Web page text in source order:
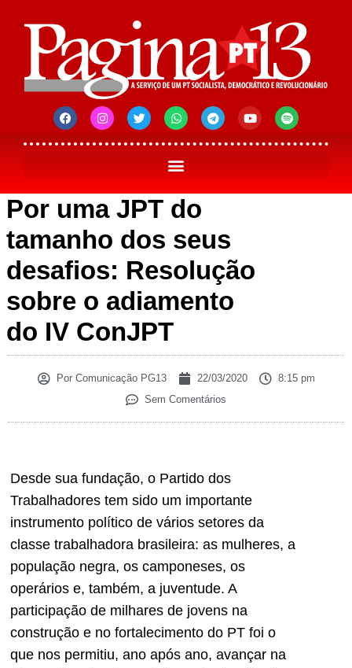
Por uma JPT do
tamanho dos seus
desafios: Resolução
sobre o adiamento
do IV ConJPT
PorComunicação PG13 22/03/2020
8:15 pm
Sem Comentários
Desde sua fundação, o Partido dos
Trabalhadores tem sido um importante
instrumento político de vários setores da
classe trabalhadora brasileira: as mulheres, a
população negra, os camponeses, os
operários e, também, a juventude. A
participação de milhares de jovens na
construção e no fortalecimento do PT foi o
que nos permitiu, ano após ano, avançar na